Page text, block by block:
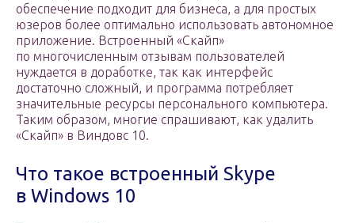
обеспечение подходит для бизнеса, а для простых
юзеров более оптимально использовать автономное
приложение. Встроенный «Скайп»
по многочисленным отзывам пользователей
нуждается в доработке, так как интерфейс
достаточно сложный, и программа потребляет
значительные ресурсы персонального компьютера.
Таким образом, многие спрашивают, как удалить
«Скайп» в Виндовс 10.
Что такое встроенный Skype
в Windows 10